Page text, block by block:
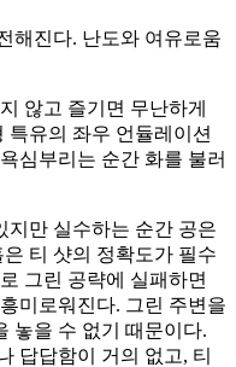
해진다. 난도와 여유로움
않고 즐기면 무난하게
특유의 좌우 언듈레이션
심부리는 순간 화를 불러
지만 실수하는 순간 공은
티 샷의 정확도가 필수
그린 공략에 실패하면
미로워진다. 그린 주변을
놓을 수 없기 때문이다.
답답함이 거의 없고, 티